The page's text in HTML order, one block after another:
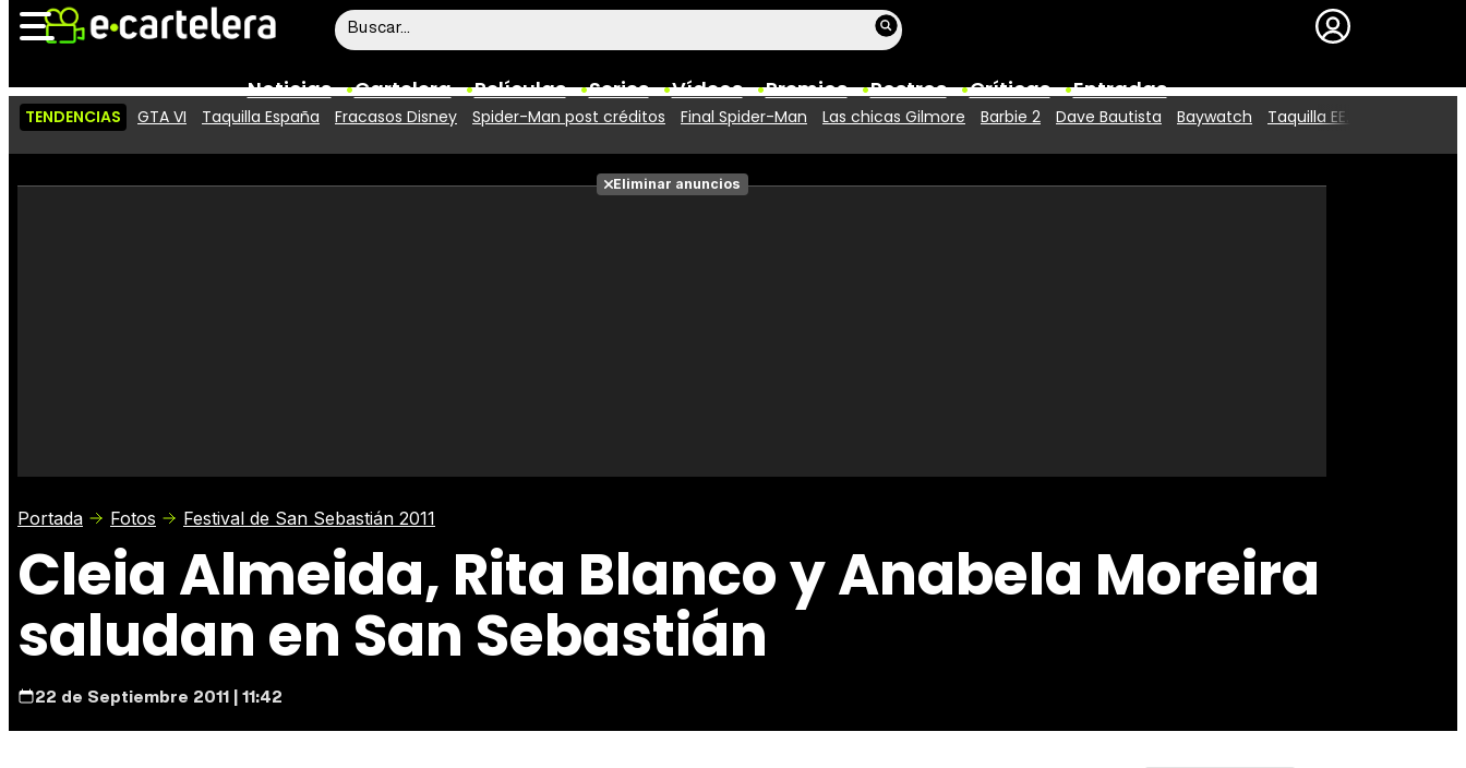
Noticias Cartelera Películas Series Vídeos Premios Rostros Críticas Entradas
Vídeos
Taquilla Fotos
Premios
TENDENCIAS GTA VI Taquilla España Fracasos Disney Spider-Man post créditos Final Spider-Man Las chicas Gilmore Barbie 2 Dave Bautista Baywatch Taquilla EE.UU.
Eliminar anuncios
Portada Fotos Festival de San Sebastián 2011
Cleia Almeida, Rita Blanco y Anabela Moreira
saludan en San Sebastián
22 de Septiembre 2011 | 11:42